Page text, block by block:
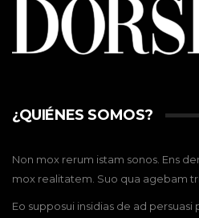
¿QUIÉNES SOMOS?
Non mox rerum istam sonos. Ens
mox realitatem. Suo qua agebam
Eo supposui insidias de ad